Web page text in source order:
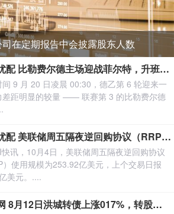
在定期报告中会披露股东人数
久联优配 比勒费尔德主场迎战菲尔特，升班热门对决中下游劲旅
间 9 月 20 日凌晨 00:30，德乙第 6 轮迎来一
差距明显的较量 —— 联赛第 3 的比勒费尔德
御龙优配 美联储周五隔夜逆回购协议（RRP）使用规模为25392亿美元
讯，10月4日，美联储周五隔夜逆回购协议
）使用规模为253.92亿美元，上个交易日报
美元。....
恒牛网 8月12日洪城转债上涨017%，转股溢价率93%